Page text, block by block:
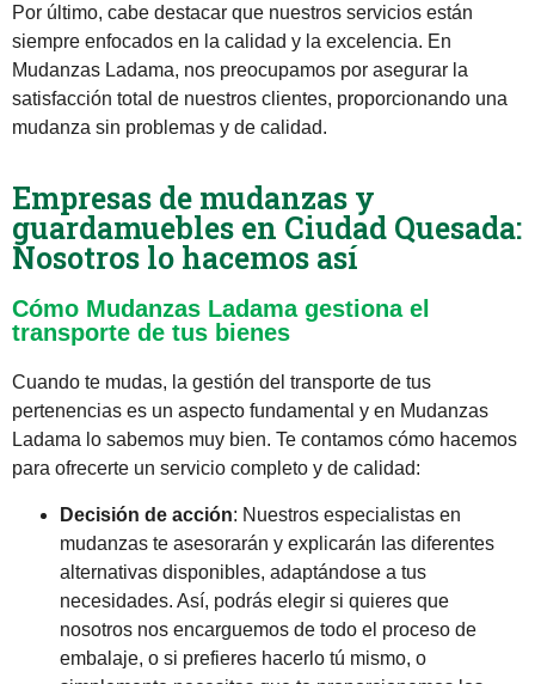
Por último, cabe destacar que nuestros servicios están
siempre enfocados en la calidad y la excelencia. En
Mudanzas Ladama, nos preocupamos por asegurar la
satisfacción total de nuestros clientes, proporcionando una
mudanza sin problemas y de calidad.
Empresas de mudanzas y
guardamuebles en Ciudad Quesada:
Nosotros lo hacemos así
Cómo Mudanzas Ladama gestiona el
transporte de tus bienes
Cuando te mudas, la gestión del transporte de tus
pertenencias es un aspecto fundamental y en Mudanzas
Ladama lo sabemos muy bien. Te contamos cómo hacemos
para ofrecerte un servicio completo y de calidad:
Decisión de acción: Nuestros especialistas en
mudanzas te asesorarán y explicarán las diferentes
alternativas disponibles, adaptándose a tus
necesidades. Así, podrás elegir si quieres que
nosotros nos encarguemos de todo el proceso de
embalaje, o si prefieres hacerlo tú mismo, o